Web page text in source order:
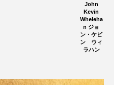
John
Kevin
Wheleha
n ジョ
ン・ケビ
ン ウィ
ラハン